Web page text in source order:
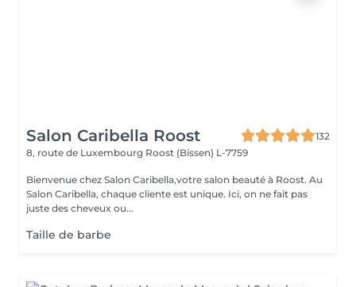
Salon Caribella Roost
132
8, route de Luxembourg Roost (Bissen) L-7759
Bienvenue chez Salon Caribella,votre salon beauté à Roost. Au
Salon Caribella, chaque cliente est unique. Ici, on ne fait pas
juste des cheveux ou...
Taille de barbe